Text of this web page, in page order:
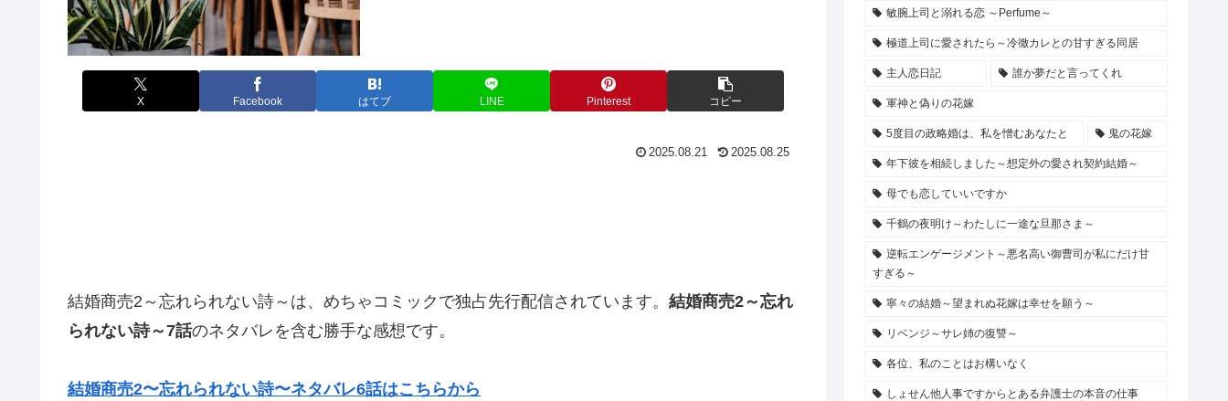
X Facebook はてブ LINE Pinterest コピー
2025.08.21 2025.08.25
結婚商売2～忘れられない詩～は、めちゃコミックで独占先行配信されています。 結婚商売2～忘れ
られない詩～7話のネタバレを含む勝手な感想です。
結婚商売2〜忘れられない詩〜ネタバレ6話はこちらから
敏腕上司と溺れる恋 ～Perfume～
極道上司に愛されたら～冷徹カレとの甘すぎる同居
主人恋日記 誰か夢だと言ってくれ
軍神と偽りの花嫁
5度目の政略婚は、私を憎むあなたと 鬼の花嫁
年下彼を相続しました～想定外の愛され契約結婚～
母でも恋していいですか
千鶴の夜明け～わたしに一途な旦那さま～
逆転エンゲージメント～悪名高い御曹司が私にだけ甘
すぎる～
寧々の結婚～望まれぬ花嫁は幸せを願う～
リベンジ～サレ姉の復讐～
各位、私のことはお構いなく
しょせん他人事ですからとある弁護士の本音の仕事